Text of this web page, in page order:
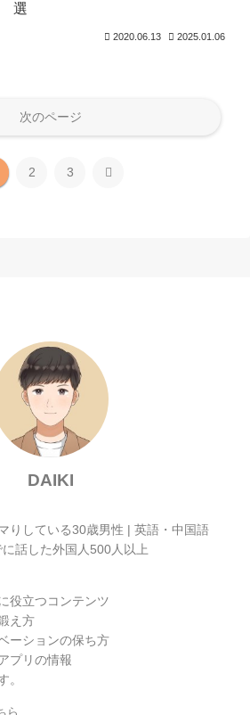
選
2020.06.13 2025.01.06
次のページ
2 3 次
DAIKI
りしている30歳男性 | 英語・中国語
話した外国人500人以上
役立つコンテンツ
え方
ーションの保ち方
プリの情報
。
ら